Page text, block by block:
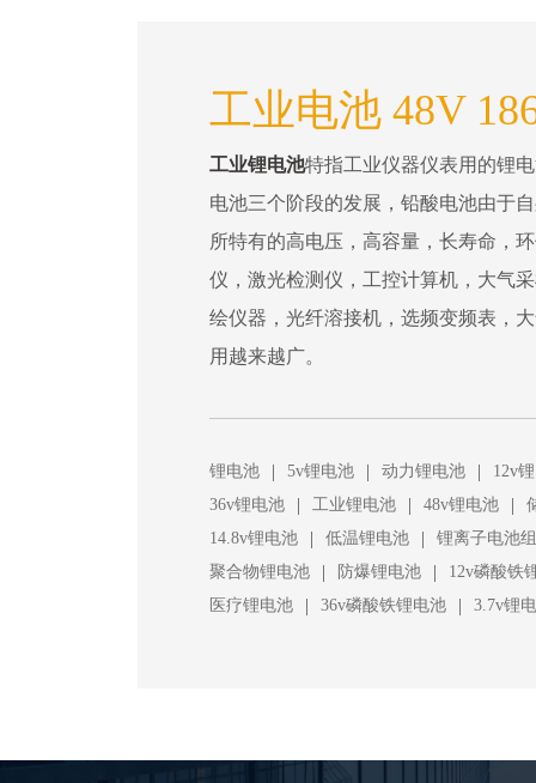
工业电池 48V
工业锂电池特指工业仪器仪表用的锂
电池三个阶段的发展，铅酸电池由于
所特有的高电压，高容量，长寿命，
仪，激光检测仪，工控计算机，大气
绘仪器，光纤溶接机，选频变频表，
用越来越广。
锂电池 | 5v锂电池 | 动力锂电池 |
12v
36v锂电池
| 工业锂电池 | 48v锂电池 |
14.8v锂电池
| 低温锂电池 |
锂离子电池组
聚合物锂电池
| 防爆锂电池 |
12v磷酸铁
医疗锂电池
| 36v磷酸铁锂电池 | 3.7v锂